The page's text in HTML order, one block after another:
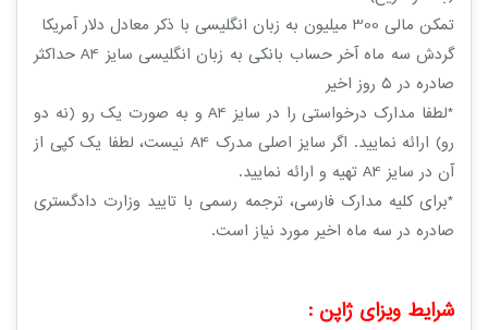
تمکن مالی 300 میلیون به زبان انگلیسی با ذکر معادل دلار آمریکا
گردش سه ماه آخر حساب بانکی به زبان انگلیسی سایز A4 حداکثر
صادره در 5 روز اخیر
*لطفا مدارک درخواستی را در سایز A4 و به صورت یک رو (نه دو
رو) ارائه نمایید. اگر سایز اصلی مدرک A4 نیست، لطفاً یک کپی از
آن در سایز A4 تهیه و ارائه نمایید.
*برای کلیه مدارک فارسی، ترجمه رسمی با تایید وزارت دادگستری
صادره در سه ماه اخیر مورد نیاز است.
شرایط ویزای ژاپن :